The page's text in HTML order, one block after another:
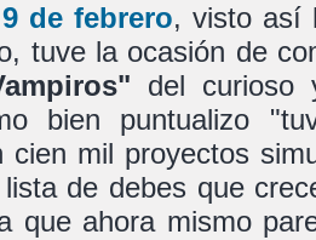
de febrero, visto así
tuve la ocasión de
del curioso
bien puntualizo
cien mil proyectos
de debes que
que ahora mismo